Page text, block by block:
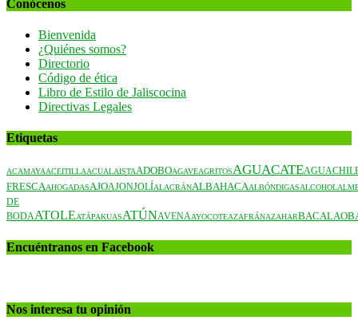
Conócenos
Bienvenida
¿Quiénes somos?
Directorio
Código de ética
Libro de Estilo de Jaliscocina
Directivas Legales
Etiquetas
ACAMAYAACEITILLAACUALAISTAADOBOAGAVEAGRITOSAGUACATE
FRESCAAHOGADASAJOAJONJOLÍ ALACRÁNALBAHACAALBÓNDIGASALCOHOL
DE
BODAATOLEATÁPAKUASATÚNAVENAAYOCOTEAZAFRÁNAZAHARBACALAO
Encuéntranos en Facebook
Nos interesa tu opinión